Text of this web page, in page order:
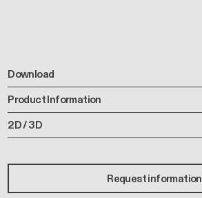
Download
Product Information
2D / 3D
Request information